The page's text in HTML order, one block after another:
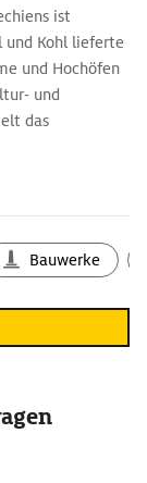
ist
Kohl lieferte
und Hochöfen
und
das
rechts der
Bilder der
vytarného
Bauwerke